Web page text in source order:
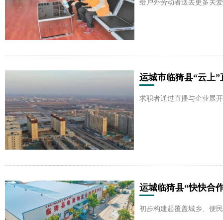
给户外劳动者送去更多关
运城市临猗县“云上”
求职者通过直播与企业展
运城临猗县“快快合
初步构建起覆盖城乡、便